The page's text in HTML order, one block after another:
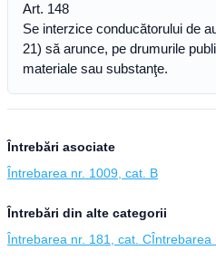
Art. 148
Se interzice conducătorului de
21) să arunce, pe drumurile
materiale sau substanţe.
Întrebări asociate
Întrebarea nr. 1009, cat. B
Întrebări din alte categorii
Întrebarea nr. 181, cat. CÎntrebarea